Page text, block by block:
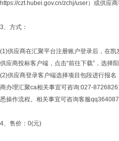
https://czt.hubei.gov.cn/zchj/user）或供应
3、方式：
(1)供应商在汇聚平台注册账户登录后，在
供应商投标客户端，点击“前往下载”，选择
(2)供应商登录客户端选择项目包段进行报
商办理汇聚ca相关事宜可咨询:027-
悉操作流程。相关事宜可咨询客服
4、售价：0(元)